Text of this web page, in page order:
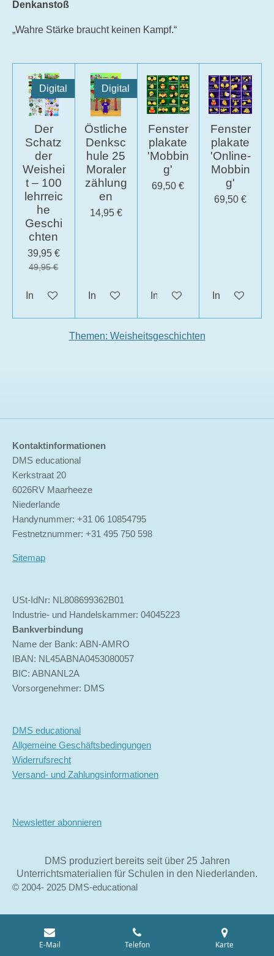
Denkanstoß
„Wahre Stärke braucht keinen Kampf.“
Digital
Der
Schatz
der
Weishei
t – 100
lehrreic
he
Geschi
chten
39,95 €
49,95 €
In den Warenkorb
Digital
Östliche
Denksc
hule 25
Moraler
zählung
en
14,95 €
In den Warenkorb
Fenster
plakate
'Mobbin
g'
69,50 €
In den Warenkorb
Fenster
plakate
'Online-
Mobbin
g'
69,50 €
In den
Themen: Weisheitsgeschichten
Kontaktinformationen
DMS educational
Kerkstraat 20
6026RV Maarheeze
Niederlande
Handynummer: +31 06 10854795
Festnetznummer: +31 495 750 598
Sitemap
USt-IdNr: NL808699362B01
Industrie- und Handelskammer: 04045223
Bankverbindung
Name der Bank: ABN-AMRO
IBAN: NL45ABNA0453080057
BIC: ABNANL2A
Vorsorgenehmer: DMS
DMS educational
Allgemeine Geschäftsbedingungen
Widerrufsrecht
Versand- und Zahlungsinformationen
Newsletter abonnieren
DMS produziert bereits seit über 25 Jahren
Unterrichtsmaterialien für Schulen in den Niederlanden.
© 2004- 2025 DMS-educational
E-Mail Telefon Karte